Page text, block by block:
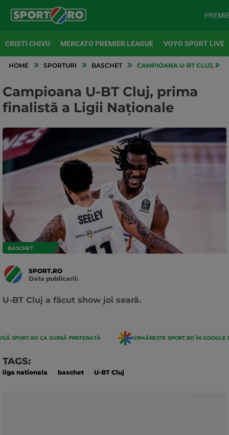
CRISTI CHIVU MERCATO PREMIER LEAGUE VOYO SPORT LIVE
HOME SPORTURI BASCHET CAMPIOANA U-BT CLUJ,
Campioana U-BT Cluj, prima
finalistă a Ligii Naţionale
BASCHET
SPORT.RO
Data publicarii:
U-BT Cluj a făcut show joi seară.
SPORT.RO CA SURSĂ PREFERATĂ URMĂREȘTE SPORT.RO ÎN GOOGLE
TAGS:
liga nationala baschet U-BT Cluj